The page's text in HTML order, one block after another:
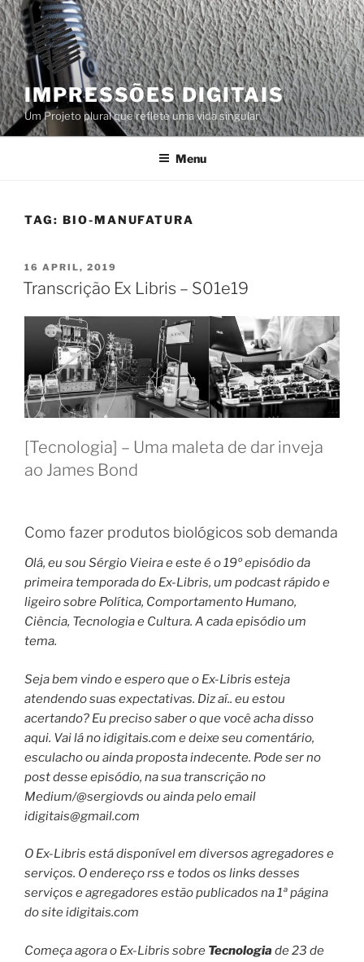
Skip
to
content
IMPRESSÕES DIGITAIS
Um Projeto plural que reflete uma vida singular
Menu
TAG: BIO-MANUFATURA
POSTED
ON
16 APRIL, 2019
Transcrição Ex Libris – S01e19
[Tecnologia] – Uma maleta de dar inveja
ao James Bond
Como fazer produtos biológicos sob demanda
Olá, eu sou Sérgio Vieira e este é o 19º episódio da
primeira temporada do Ex-Libris, um podcast rápido e
ligeiro sobre Política, Comportamento Humano,
Ciência, Tecnologia e Cultura. A cada episódio um
tema.
Seja bem vindo e espero que o Ex-Libris esteja
atendendo suas expectativas. Diz aí.. eu estou
acertando? Eu preciso saber o que você acha disso
aqui. Vai lá no idigitais.com e deixe seu comentário,
esculacho ou ainda proposta indecente. Pode ser no
post desse episódio, na sua transcrição no
Medium/@sergiovds ou ainda pelo email
idigitais@gmail.com
O Ex-Libris está disponível em diversos agregadores e
serviços. O endereço rss e todos os links desses
serviços e agregadores estão publicados na 1ª página
do site idigitais.com
Começa agora o Ex-Libris sobre Tecnologia de 23 de